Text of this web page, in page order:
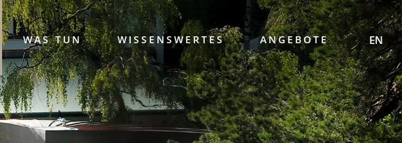
WAS TUN WISSENSWERTES ANGEBOTE EN